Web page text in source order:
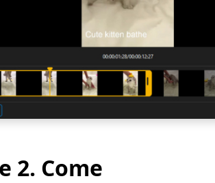
2. Come